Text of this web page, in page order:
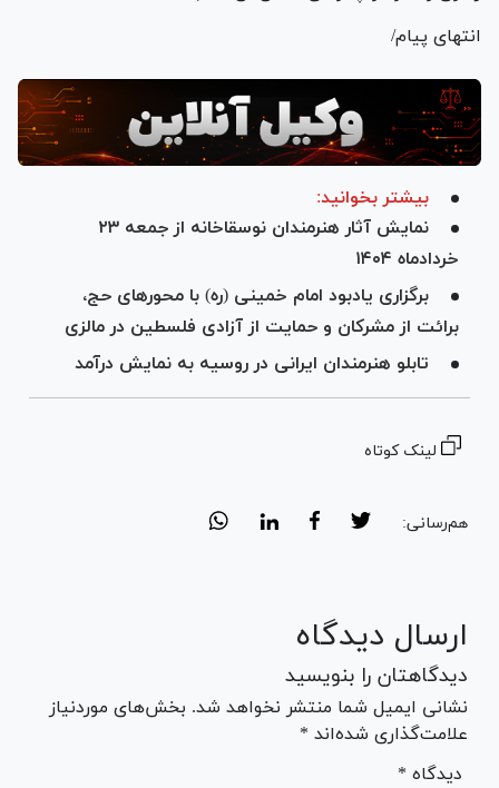
انتهای پیام/
بیشتر بخوانید:
نمایش آثار هنرمندان نوسقاخانه از جمعه ۲۳
خردادماه ۱۴۰۴
برگزاری یادبود امام خمینی (ره) با محور‌های حج،
برائت از مشرکان و حمایت از آزادی فلسطین در مالزی
تابلو هنرمندان ایرانی در روسیه به نمایش درآمد
لینک کوتاه
هم‌رسانی:
ارسال دیدگاه
دیدگاهتان را بنویسید
نشانی ایمیل شما منتشر نخواهد شد. بخش‌های موردنیاز
علامت‌گذاری شده‌اند *
* دیدگاه